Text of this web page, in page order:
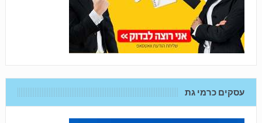
עסקים כרמי גת